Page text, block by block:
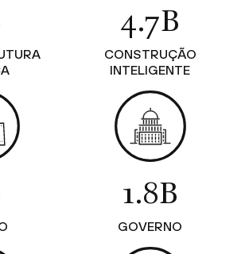
4.7B
CONSTRUÇÃO
INTELIGENTE
1.8B
GOVERNO